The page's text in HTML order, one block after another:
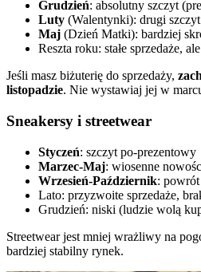
Grudzień: absolutny szczyt
Luty (Walentynki): drugi szczyt
Maj (Dzień Matki): bardziej
Reszta roku: stałe sprzedaże,
Jeśli masz biżuterię do sprzedaży,
listopadzie. Nie wystawiaj jej w
Sneakersy i streetwear
Styczeń: szczyt po-prezentowy
Marzec-Maj: wiosenne
Wrzesień-Październik:
Lato: przyzwoite sprzedaże,
Grudzień: niski (ludzie wolą
Streetwear jest mniej wrażliwy na
bardziej stabilny rynek.